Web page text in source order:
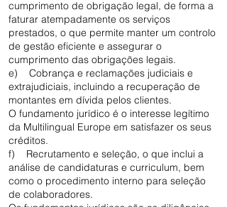
cumprimento de obrigação legal, de forma a
faturar atempadamente os serviços
prestados, o que permite manter um controlo
de gestão eficiente e assegurar o
cumprimento das obrigações legais.
e) Cobrança e reclamações judiciais e
extrajudiciais, incluindo a recuperação de
montantes em dívida pelos clientes.
O fundamento jurídico é o interesse legítimo
da Multilingual Europe em satisfazer os seus
créditos.
f) Recrutamento e seleção, o que inclui a
análise de candidaturas e curriculum, bem
como o procedimento interno para seleção
de colaboradores.